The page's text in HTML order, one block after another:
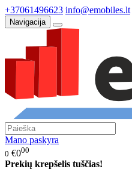
+37061496623 info@emobiles.lt
Navigacija
Mano paskyra
0 €000
Prekių krepšelis tuščias!